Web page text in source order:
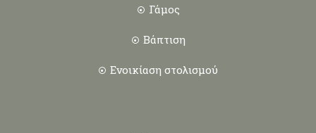
Γάμος
Βάπτιση
Ενοικίαση στολισμού